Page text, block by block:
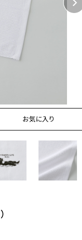
お気に入り